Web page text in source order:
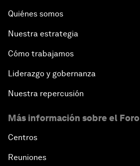
Quiénes somos
Nuestra estrategia
Cómo trabajamos
Liderazgo y gobernanza
Nuestra repercusión
Más información sobre el Foro
Centros
Reuniones